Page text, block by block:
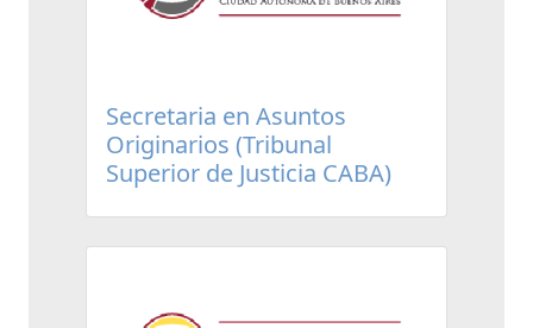
Secretaria en Asuntos
Originarios (Tribunal
Superior de Justicia CABA)